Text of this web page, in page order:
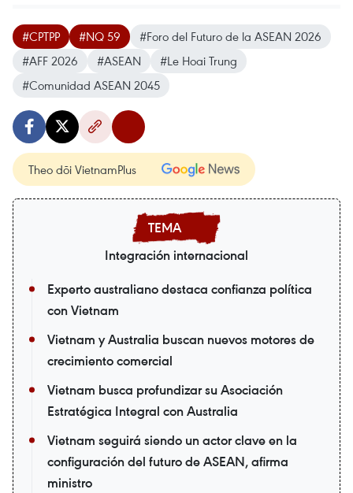
#CPTPP #NQ 59
#Foro del Futuro de la ASEAN 2026
#AFF 2026
#ASEAN
#Le Hoai Trung
#Comunidad ASEAN 2045
Theo dõi VietnamPlus
Integración internacional
Experto australiano destaca confianza política
con Vietnam
Vietnam y Australia buscan nuevos motores de
crecimiento comercial
Vietnam busca profundizar su Asociación
Estratégica Integral con Australia
Vietnam seguirá siendo un actor clave en la
configuración del futuro de ASEAN, afirma
ministro